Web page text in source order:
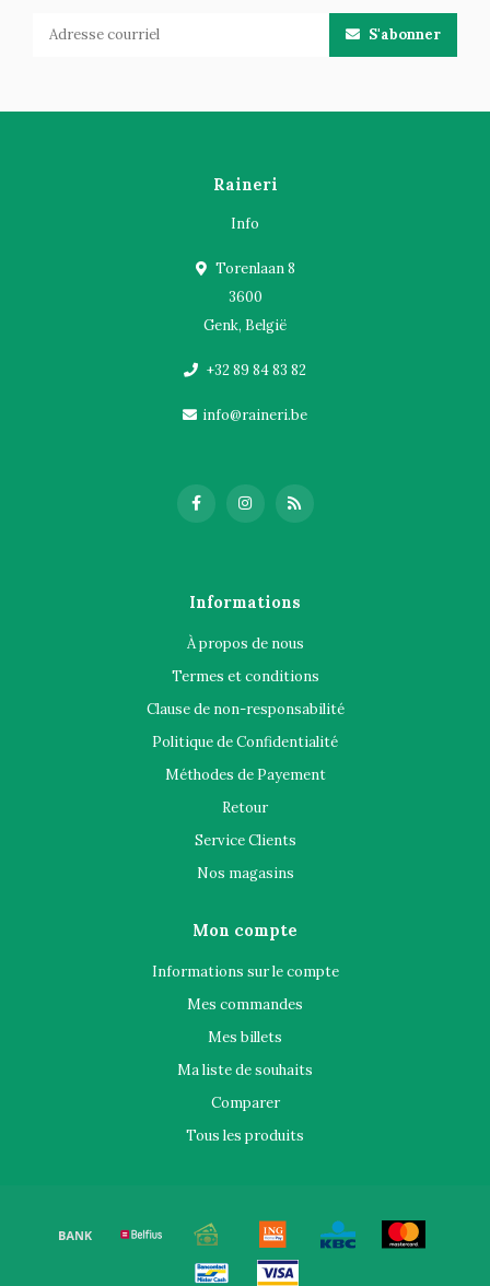
S'abonner
Raineri
Info
Torenlaan 8
3600
Genk, België
+32 89 84 83 82
info@raineri.be
Informations
À propos de nous
Termes et conditions
Clause de non-responsabilité
Politique de Confidentialité
Méthodes de Payement
Retour
Service Clients
Nos magasins
Mon compte
Informations sur le compte
Mes commandes
Mes billets
Ma liste de souhaits
Comparer
Tous les produits